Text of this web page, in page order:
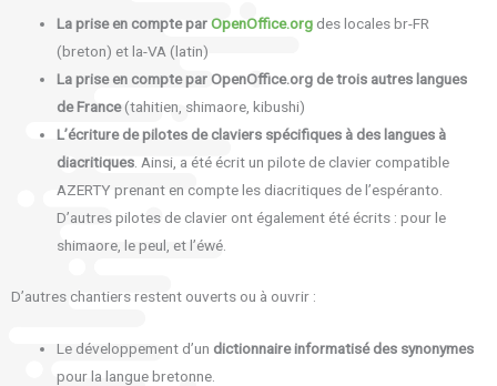
La prise en compte parOpenOffice.org des locales br-FR
(breton) et la-VA (latin)
La prise en compte par OpenOffice.org de trois autres langues
de France(tahitien, shimaore, kibushi)
L’écriture de pilotes de claviers spécifiques à des langues à
diacritiques. Ainsi, a été écrit un pilote de clavier compatible
AZERTY prenant en compte les diacritiques de l’espéranto.
D’autres pilotes de clavier ont également été écrits : pour le
shimaore, le peul, et l’éwé.
D’autres chantiers restent ouverts ou à ouvrir :
Le développement d’un dictionnaire informatisé des synonymes
pour la langue bretonne.